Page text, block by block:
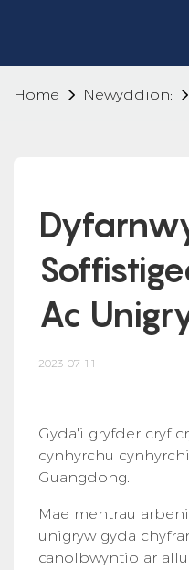
Home Newyddion:
Ac
2023-07-11
Gyda'i gryfder cryf
cynhyrchu
Guangdong.
Mae mentrau
unigryw gyda
canolbwyntio ar